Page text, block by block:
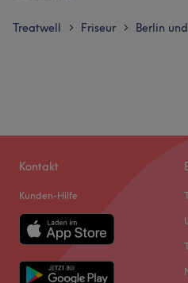
Treatwell > Friseur > Berlin
Kontakt
Kunden-Hilfe